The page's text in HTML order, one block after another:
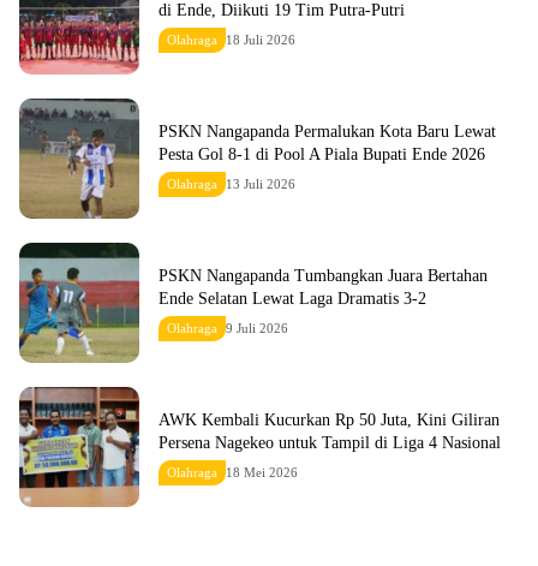
di Ende, Diikuti 19 Tim Putra-Putri
Olahraga 18 Juli 2026
PSKN Nangapanda Permalukan Kota Baru Lewat
Pesta Gol 8-1 di Pool A Piala Bupati Ende 2026
Olahraga 13 Juli 2026
PSKN Nangapanda Tumbangkan Juara Bertahan
Ende Selatan Lewat Laga Dramatis 3-2
Olahraga 9 Juli 2026
AWK Kembali Kucurkan Rp 50 Juta, Kini Giliran
Persena Nagekeo untuk Tampil di Liga 4 Nasional
Olahraga 18 Mei 2026